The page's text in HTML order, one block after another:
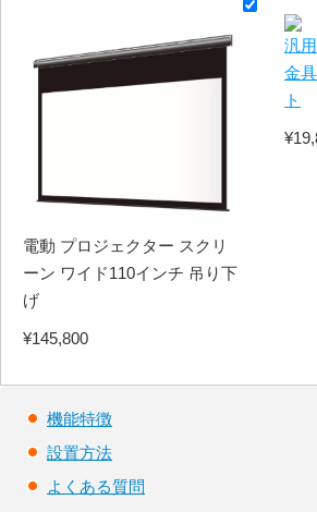
電動 プロジェクター スクリ
ーン ワイド110インチ 吊り下
げ
¥145,800
汎
金
ト
機能特徴
設置方法
よくある質問